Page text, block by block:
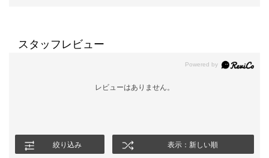
スタッフレビュー
レビューはありません。
絞り込み 表示：新しい順